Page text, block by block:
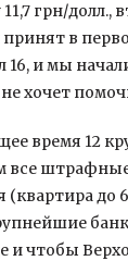
грн/долл.,
в
16, и мы
хочет
время 12
штрафные
до
и чтобы